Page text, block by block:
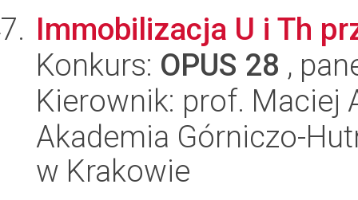
Immobilizacja U i Th
Konkurs: OPUS 28 ,
Kierownik: prof. Maciej
Akademia Górniczo-
w Krakowie